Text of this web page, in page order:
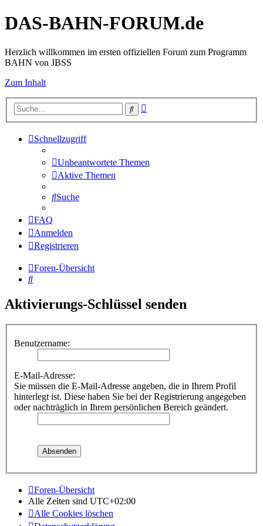
DAS-BAHN-FORUM.de
Herzlich willkommen im ersten offiziellen Forum zum Programm
BAHN von JBSS
Zum Inhalt
Suche
Schnellzugriff
Unbeantwortete Themen
Aktive Themen
Suche
FAQ
Anmelden
Registrieren
Foren-Übersicht
Suche
Aktivierungs-Schlüssel senden
Benutzername:
E-Mail-Adresse:
Sie müssen die E-Mail-Adresse angeben, die in Ihrem Profil
hinterlegt ist. Diese haben Sie bei der Registrierung angegeben
oder nachträglich in Ihrem persönlichen Bereich geändert.
Foren-Übersicht
Alle Zeiten sind UTC+02:00
Alle Cookies löschen